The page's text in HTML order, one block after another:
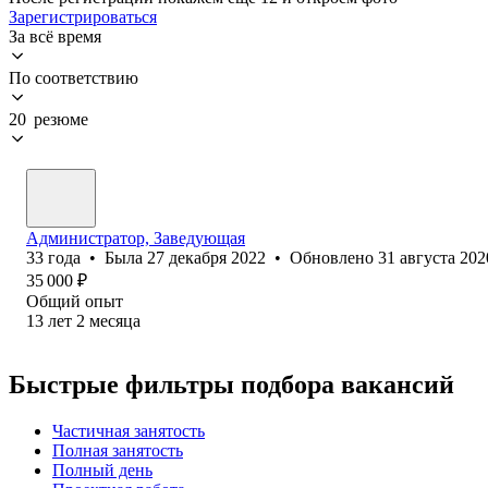
Зарегистрироваться
За всё время
По соответствию
20 резюме
Администратор, Заведующая
33 года • Была 27 декабря 2022 • Обновлено 31 августа
35 000 ₽
Общий опыт
13 лет 2 месяца
Быстрые фильтры подбора вакансий
Частичная занятость
Полная занятость
Полный день